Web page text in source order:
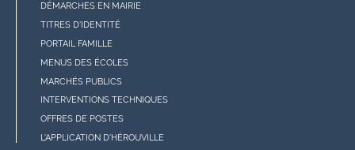
Menu
"Accès
rapides"
en
bas
de
page
DÉMARCHES EN MAIRIE
TITRES D'IDENTITÉ
PORTAIL FAMILLE
MENUS DES ÉCOLES
MARCHÉS PUBLICS
INTERVENTIONS TECHNIQUES
OFFRES DE POSTES
L'APPLICATION D'HÉROUVILLE